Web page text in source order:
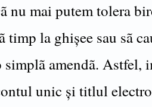
nu mai putem tolera
timp la ghișee sau sã
simplã amendã. Astfel,
unic și titlul